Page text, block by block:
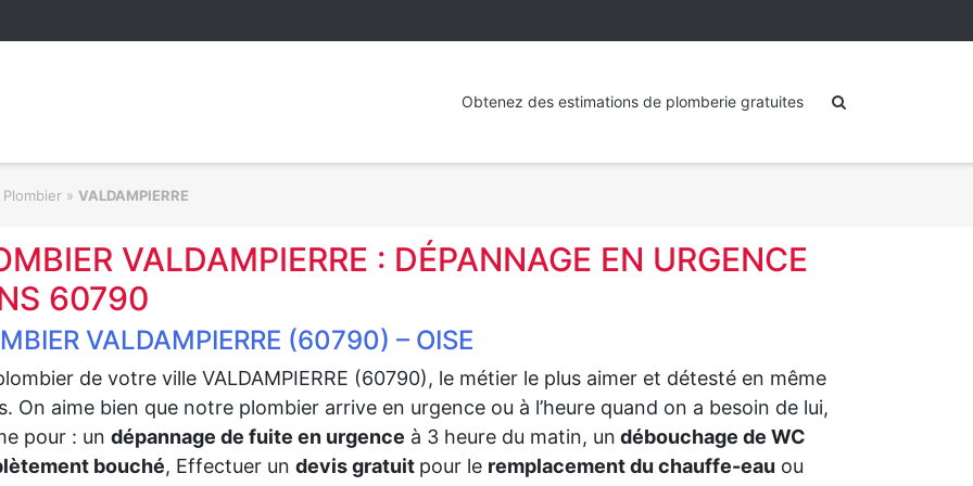
Obtenez des estimations de plomberie gratuites
» VALDAMPIERRE
VALDAMPIERRE : DÉPANNAGE EN URGENCE
60790
VALDAMPIERRE (60790) – OISE
de votre ville VALDAMPIERRE (60790), le métier le plus aimer et détesté en même
On aime bien que notre plombier arrive en urgence ou à l’heure quand on a besoin de lui,
pour : un dépannage de fuite en urgence à 3 heure du matin, un débouchage de WC
bouché, Effectuer un devis gratuit pour le remplacement du chauffe-eau ou